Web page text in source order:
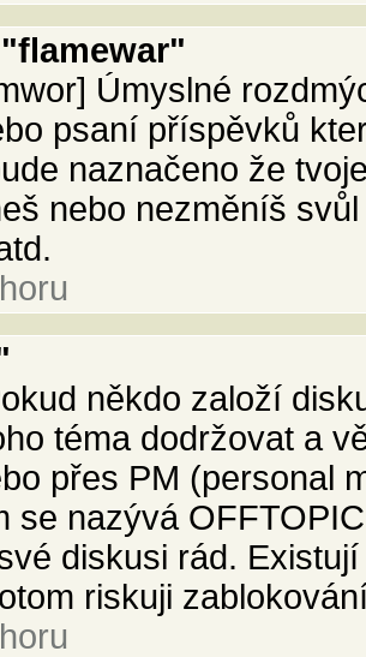
Úmyslné
psaní příspěvků
naznačeno že
nebo nezměníš
někdo založí
téma dodržovat a
přes PM (personal
se nazývá
diskusi rád.
riskuji